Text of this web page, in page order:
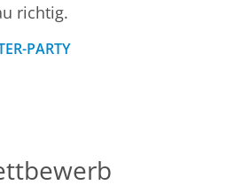
richtig.
PARTY